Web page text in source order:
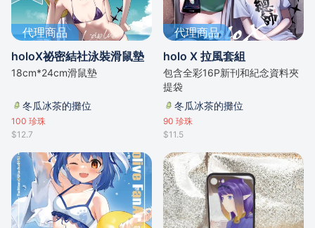
代理商品
holoX祕密結社泳裝滑鼠墊
18cm*24cm滑鼠墊
冬瓜冰茶的攤位
100 珍珠
$12.7
代理商品
holo X 拉風套組
包含全彩16P新刊和紀念資料夾
提袋
冬瓜冰茶的攤位
90 珍珠
$11.5